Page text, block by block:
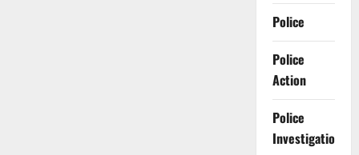
Police
Police
Action
Police
Investigation